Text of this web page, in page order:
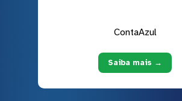
ContaAzul
Saiba mais →